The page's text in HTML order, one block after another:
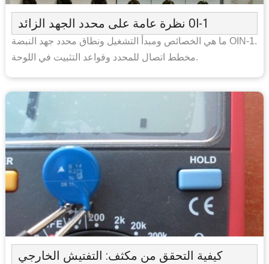
نظرة عامة على محدد الجهد الزائد OI-1
ما هي الخصائص ومبدأ التشغيل ونطاق محدد جهد النبضة OIN-1.
مخطط اتصال للمحدد وقواعد التثبيت في اللوحة.
كيفية التحقق من مكثف: التفتيش الخارجي